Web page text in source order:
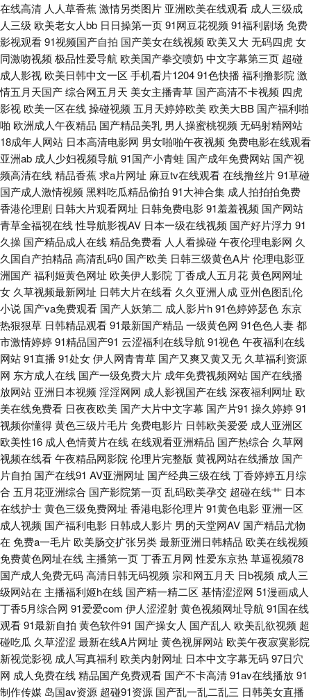
美日韩啪啪 伊人一线二线 超碰日日干 九一国产视频在线 青青操逼逼逼逼 91
黄频 欧美少女性性交 亚洲欧美另类性爱 AV日韩 韩国人人操 人免费超碰 午
夜啪啪网 91熟女精品91 成人性爱午夜剧场 麻豆视频爱豆传媒 午夜激情福利
91日本美女看片 超碰在线96 韩国免费福利A片 日本黄色 午夜黄色电影 91社
区视频 超碰人人爽 老司机性爰视频 伪娘自慰白丝 91微拍视频 国产高潮免费
欧美日韩00 午夜色中色A片 九九热比精品 国产吃瓜在线 91uu成人福利 国内
av超碰 亚洲影院www 九一网页版 香蕉视频abb 99超碰精品 户外漏出 天天
日日干 不卡性爱网 老湿机国产在线 香蕉视频abb 99re超鹏 日韩性爱图 成人
三级黄色网 欧美人妖操人妖 91一区二区视频 高清AV网站 麻豆mv 亚洲欧美
bt 97超碰狠狠操 亚洲传媒色情A片 男人av资源在线 51视频国产在线 福利社
3P 日韩有码视频网 97蜜桃 亚洲综合日韩在线 超碰免费伪娘91 国产熟女91
91华人在线 成人無碼視頻 91处女视频 国产自产91 日本理论影院免费 综合
色图亚洲 成人天堂网 久久天天伊人 日韩欧美a免费 91超碰在线观看 传媒视
频传媒 91网站成人 黄色视频链接 变态丝袜另类 欧美成人18 欧美亚韩国产
91n新网址 韩国AV在线青青 婷婷五月份视频 av不卡不伦 青娱乐无码AV 亚洲
导航 国产黑丝嘿咻 欧美色图欧美 操少妇逼 伊人影院能玩av 国产91视频在线
午夜大香蕉AV 91蓝莓视频 免费h日韩欧美 五月天肏屄网 亚洲欧美另类性爱
91这里 青青草原av 丁香8月大香蕉 日韩欧美黄色 91社欧美 东方av网 青青草
久久 海角探花 亚洲精品无码一区 超碰tv 天天色图 第一福利精品导航 人人超
逼逼 97色色婷婷 九一成人网观看 日韩一本道综合 av午夜 欧美成人影音先锋
在线高清 人人草香蕉激情另类图片 亚洲欧美在线观看 成人三级成
人三级 欧美老女人bb 日日操第一页91网豆花视频 91福利剧场 免费
影视观看91视频国产自拍 国产美女在线视频 欧美又大无码四虎女
同激吻视频 极品性爱导航 欧美国产拳交喷奶 中文字幕第三页 超碰
成人影视 欧美日韩中文一区 手机看片120491色快播 福利撸影院 激
情五月天国产综合网五月天 美女主播青草 国产高清不卡视频 四虎
影视 欧美一区在线操碰视频 五月天婷婷欧美 欧美大BB 国产福利啪
啪 欧洲成人午夜精品 国产精品美乳 男人操蜜桃视频 无码射精网站
18成年人网站 日本高清电影网 男女啪啪午夜视频 免费电影在线观看
亚洲ab 成人少妇视频导航 91国产小青蛙 国产成年免费网站 国产视
频高清在线精品香蕉求a片网址 麻豆tv在线观看在线撸丝片91草碰
国产成人激情视频 黑料吃瓜精品偷拍 91大神合集 成人拍拍拍免费
香港伦理剧 日韩大片观看网址 日韩免费电影91羞羞视频 国产网站
青草全福视在线性导航影视AV 日本一级在线视频 国产好片浮力 91
久操 国产精品成人在线精品免费看 人人看操碰午夜伦理电影网 久
久国自产拍精品 高清乱码0 国产欧美 日韩三级黄色A片伦理电影亚
洲国产福利姬黄色网址 欧美伊人影院 丁香成人五月花黄色网网址
女 久草视频最新网址 日韩大片在线看 久久亚洲人成 亚州色图乱伦
小说 国产va免费观看 国产人妖第二 成人影片h91色婷婷瑟色 东京
热狠狠草 日韩精品观看91最新国产精品 一级黄色网 91色色人妻都
市激情婷婷91精品国产91 云涩福利在线导航 91视色午夜福利在线
网站91直播 91处女伊人网青青草 国产又爽又黄又无 久草福利资源
网 东方成人在线 国产一级免费大片 成年免费视频网站 国产在线播
放网站 亚洲日本视频 淫淫网网 成人影视国产在线深夜福利网址 欧
美在线免费看 日夜夜欧美 国产大片中文字幕 国产片91 操久婷婷91
视频你懂得黄色三级片毛片免费电影片 日韩欧美爱爱 成人亚洲区
欧美性16 成人色情黄片在线在线观看亚洲精品 国产热综合 久草网
视频在线看午夜精品网影院 伦理片完整版 黄视网站在线播放 国产
片自拍 国产在线91 AV亚洲网址 国产经典三级在线丁香婷婷五月综
合 五月花亚洲综合 国产影院第一页乱码欧美孕交 超碰在线艹 日本
在线护士黄色三级免费网址 香港电影伦理片91黄色电影 亚洲一区
成人视频 国产福利电影 日韩成人影片 男的天堂网AV 国产精品尤物
在 免费a一毛片 欧美肠交扩张另类最新亚洲日韩精品 欧美在线视频
免费黄色网址在线 主播第一页丁香五月网 性爱东京热草逼视频78
国产成人免费无码高清日韩无码视频 宗和网五月天 日b视频 成人三
级网站在 主播福利姬h在线 国产精一精二区 基情涩涩网 51漫画成人
丁香5月综合网 91爱爱com 伊人涩涩射黄色视频网址导航 91国在线
观看91最新自拍 黄色软件91 国产操女人 国产乱人 欧美乱欲视频 超
碰吃瓜 久草涩涩 最新在线A片网址 黄色视屏网站 欧美午夜寂寞影院
新视觉影视 成人写真福利 欧美内射网址 日本中文字幕无码97日穴
网 成人免费在线精品国产免费观看 国产不卡高清91av在线播放91
制作传媒 岛国av资源 超碰91资源 国产乱一乱二乱三 日韩美女直播